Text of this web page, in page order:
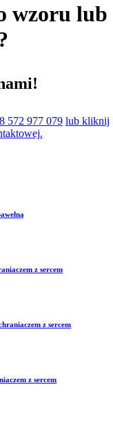
wzoru lub
572 977 079 lub kliknij
z sercem
z sercem
z sercem